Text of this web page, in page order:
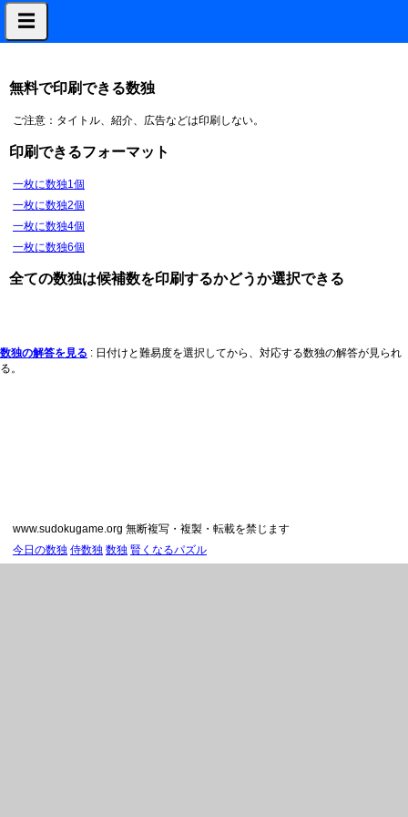
☰
無料で印刷できる数独
ご注意：タイトル、紹介、広告などは印刷しない。
印刷できるフォーマット
一枚に数独1個
一枚に数独2個
一枚に数独4個
一枚に数独6個
全ての数独は候補数を印刷するかどうか選択できる
数独の解答を見る : 日付けと難易度を選択してから、対応する数独の解答が見られ
る。
www.sudokugame.org 無断複写・複製・転載を禁じます
今日の数独 侍数独 数独 賢くなるパズル